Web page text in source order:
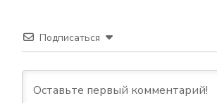
Подписаться